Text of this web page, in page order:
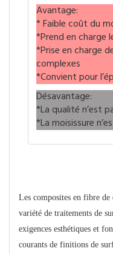
Avantage:
* Faible coût du
*Prend en charge
*Prise en charge
complexes
*Convient pour
Désavantage:
*La qualité n’est
*La moisissure
Les composites en fibre
variété de traitements de
exigences esthétiques et
courants de finitions de